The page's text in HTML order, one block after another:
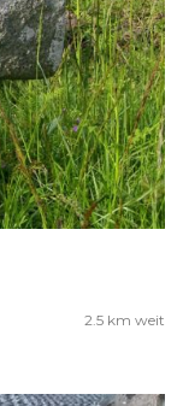
2.5 km weit